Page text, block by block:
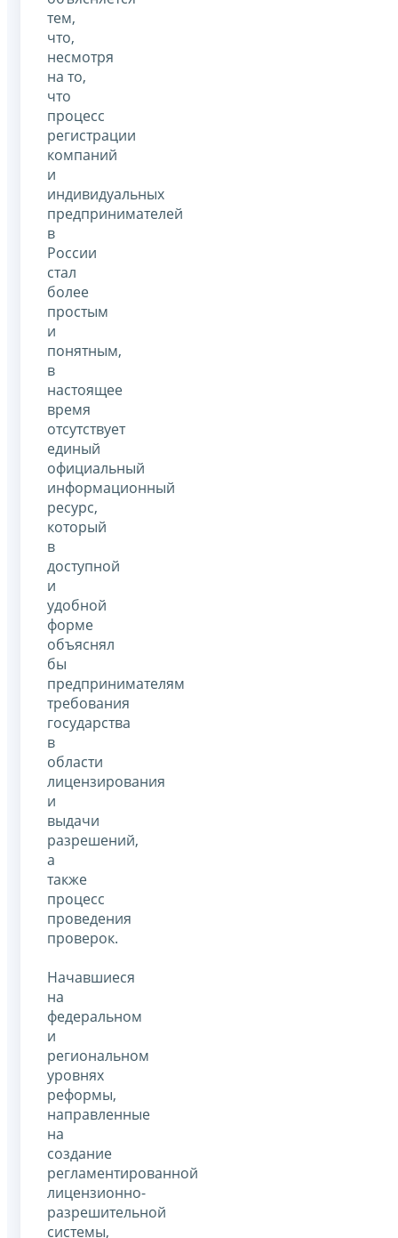
тем,
что,
несмотря
на то,
что
процесс
регистрации
компаний
и
индивидуальных
предпринимателей
в
России
стал
более
простым
и
понятным,
в
настоящее
время
отсутствует
единый
официальный
информационный
ресурс,
который
в
доступной
и
удобной
форме
объяснял
бы
предпринимателям
требования
государства
в
области
лицензирования
и
выдачи
разрешений,
а
также
процесс
проведения
проверок.
Начавшиеся
на
федеральном
и
региональном
уровнях
реформы,
направленные
на
создание
регламентированной
лицензионно-
разрешительной
системы,